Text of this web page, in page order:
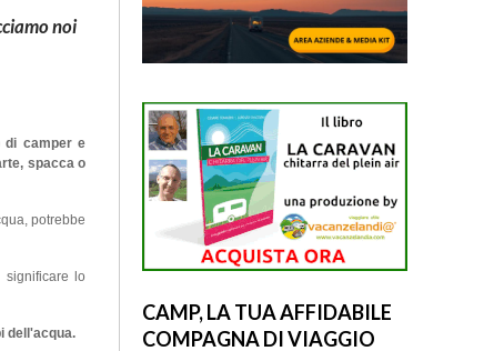
noi
di camper e
spacca o
potrebbe
lo
dell'acqua.
CAMP, LA TUA AFFIDABILE
COMPAGNA DI VIAGGIO